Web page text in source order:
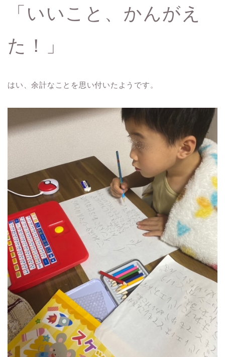
「いいこと、かんがえ
た！」
はい、余計なことを思い付いたようです。